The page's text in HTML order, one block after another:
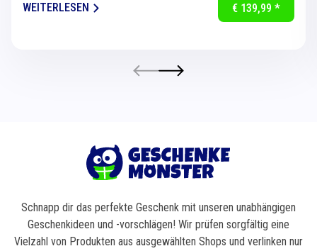
WEITERLESEN
€ 139,99 *
Schnapp dir das perfekte Geschenk mit unseren unabhängigen
Geschenkideen und -vorschlägen! Wir prüfen sorgfältig eine
Vielzahl von Produkten aus ausgewählten Shops und verlinken nur